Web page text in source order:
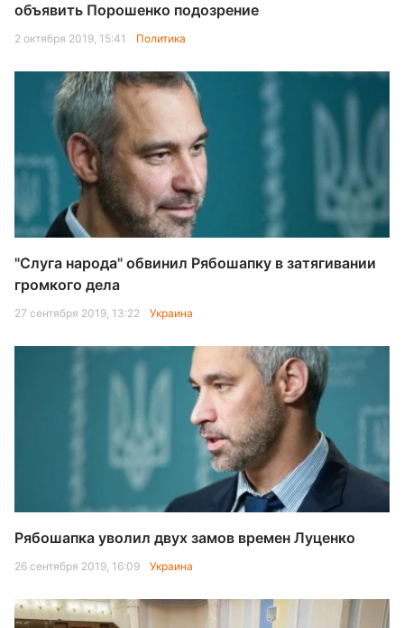
объявить Порошенко подозрение
2 октября 2019, 15:41 Политика
"Слуга народа" обвинил Рябошапку в затягивании
громкого дела
27 сентября 2019, 13:22 Украина
Рябошапка уволил двух замов времен Луценко
26 сентября 2019, 16:09 Украина